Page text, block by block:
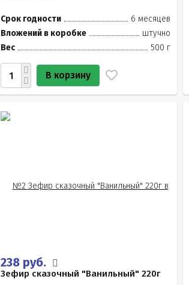
Срок годности
6 месяцев
Вложений в коробке
штучно
Вес
500 г
В корзину
238 руб.
Зефир сказочный "Ванильный" 220г